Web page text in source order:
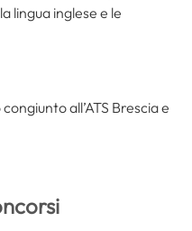
lingua inglese e le
all’ATS Brescia e